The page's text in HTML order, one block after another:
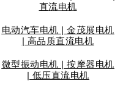
直流电机
电动汽车电机 | 金茂展电机
| 高品质直流电机
微型振动电机 | 按摩器电机
| 低压直流电机